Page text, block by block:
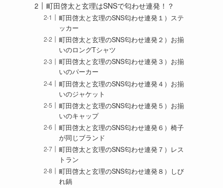
町田啓太と玄理はSNSで匂わせ連発！？
町田啓太と玄理のSNS匂わせ連発１）ステ
ッカー
町田啓太と玄理のSNS匂わせ連発２）お揃
いのロングTシャツ
町田啓太と玄理のSNS匂わせ連発３）お揃
いのパーカー
町田啓太と玄理のSNS匂わせ連発４）お揃
いのジャケット
町田啓太と玄理のSNS匂わせ連発５）お揃
いのキャップ
町田啓太と玄理のSNS匂わせ連発６）椅子
が同じブランド
町田啓太と玄理のSNS匂わせ連発７）レス
トラン
町田啓太と玄理のSNS匂わせ連発８）しび
れ鍋